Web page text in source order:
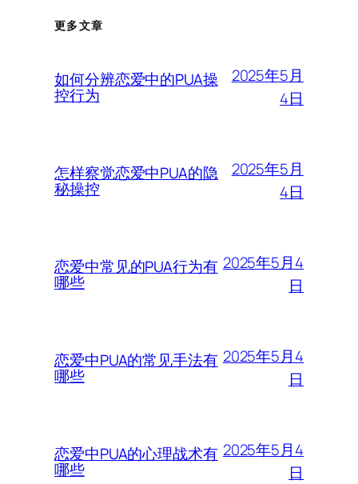
更多文章
如何分辨恋爱中的PUA操
控行为
2025年5月
4日
怎样察觉恋爱中PUA的隐
秘操控
2025年5月
4日
恋爱中常见的PUA行为有
哪些
2025年5月4
日
恋爱中PUA的常见手法有
哪些
2025年5月4
日
恋爱中PUA的心理战术有
哪些
2025年5月4
日